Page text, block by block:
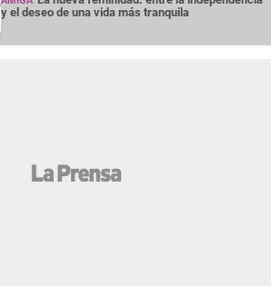
y el deseo de una vida más tranquila